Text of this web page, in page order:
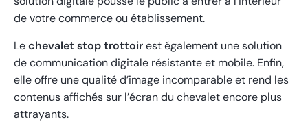
de votre commerce ou établissement.
Lechevalet stop trottoirest également une solution
de communication digitale résistante et mobile. Enfin,
elle offre une qualité d’image incomparable et rend les
contenus affichés sur l’écran du chevalet encore plus
attrayants.